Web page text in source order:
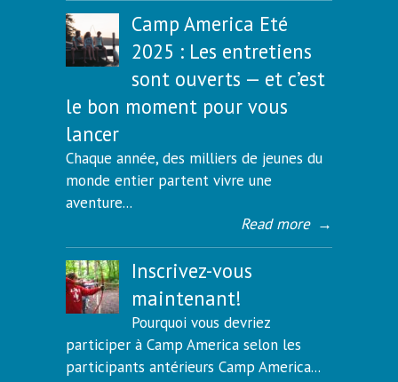
Camp America Eté
2025 : Les entretiens
sont ouverts — et c’est
le bon moment pour vous
lancer
Chaque année, des milliers de jeunes du
monde entier partent vivre une
aventure...
Read more →
Inscrivez-vous
maintenant!
Pourquoi vous devriez
participer à Camp America selon les
participants antérieurs Camp America...